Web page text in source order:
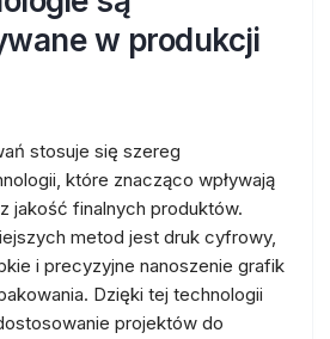
w produkcji
stosuje się szereg
które znacząco wpływają
jakość finalnych produktów.
metod jest druk cyfrowy,
i precyzyjne nanoszenie grafik
Dzięki tej technologii
projektów do